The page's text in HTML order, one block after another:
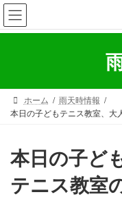
コ
ン
テ
ス
ナ
ビ
ゲ
ン
ホーム
雨天時情報
本日の子どもテニス教室、大
本日の子ど
テニス教室